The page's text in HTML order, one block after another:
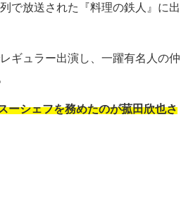
で放送された『料理の鉄人』に出
ギュラー出演し、一躍有名人の仲
ーシェフを務めたのが菰田欣也さ